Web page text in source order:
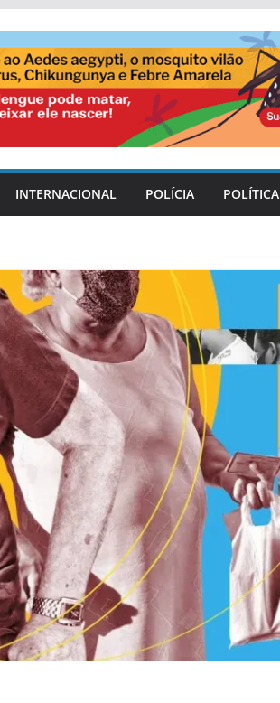
INTERNACIONAL POLÍCIA POLÍTICA